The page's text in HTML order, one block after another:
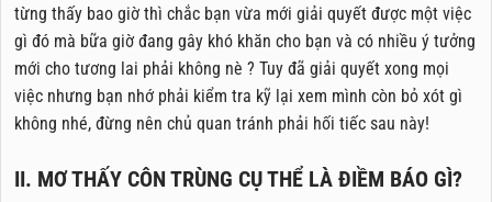
từng thấy bao giờ thì chắc bạn vừa mới giải quyết được một việc
gì đó mà bữa giờ đang gây khó khăn cho bạn và có nhiều ý tưởng
mới cho tương lai phải không nè ? Tuy đã giải quyết xong mọi
việc nhưng bạn nhớ phải kiểm tra kỹ lại xem mình còn bỏ xót gì
không nhé, đừng nên chủ quan tránh phải hối tiếc sau này!
II. MƠ THẤY CÔN TRÙNG CỤ THỂ LÀ ĐIỀM BÁO GÌ?